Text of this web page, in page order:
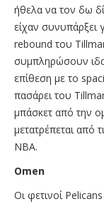
ήθελα να τον δω
είχαν συνυπάρξει
rebound του
συμπληρώσουν
επίθεση με το
πασάρει του
μπάσκετ από την
μετατρέπεται από
ΝΒΑ.
Omen
Οι φετινοί